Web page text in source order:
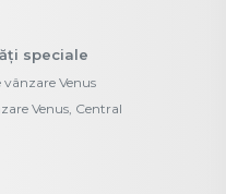
speciale
Venus
Venus, Central